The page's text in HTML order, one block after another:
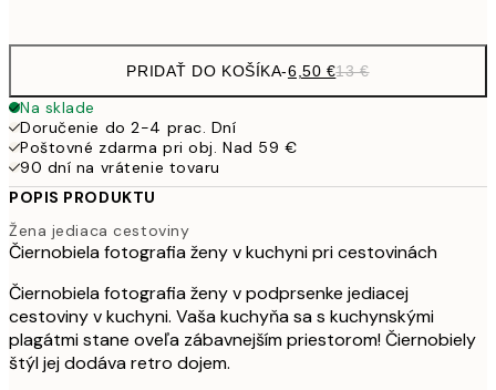
PRIDAŤ DO KOŠÍKA-6,50 €13 €
Na sklade
Doručenie do 2-4 prac. Dní
Poštovné zdarma pri obj. Nad 59 €
90 dní na vrátenie tovaru
POPIS PRODUKTU
Žena jediaca cestoviny
Čiernobiela fotografia ženy v kuchyni pri cestovinách
Čiernobiela fotografia ženy v podprsenke jediacej
cestoviny v kuchyni. Vaša kuchyňa sa s kuchynskými
plagátmi stane oveľa zábavnejším priestorom! Čiernobiely
štýl jej dodáva retro dojem.